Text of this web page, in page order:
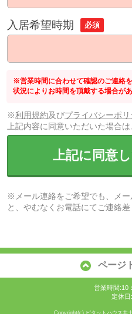
入居希望時期 必須
※営業時間に合わせて確認のご連絡
状況によりお時間を頂戴する場合が
※利用規約及びプライバシーポリ
上記内容に同意いただいた場合は
上記に同意
※メール連絡をご希望でも、メ
と、やむなくお電話にてご連絡
ページ
営業時間:10
定休日